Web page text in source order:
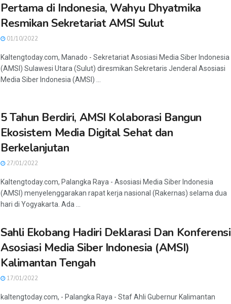
Pertama di Indonesia, Wahyu Dhyatmika
Resmikan Sekretariat AMSI Sulut
01/10/2022
Kaltengtoday.com, Manado - Sekretariat Asosiasi Media Siber Indonesia
(AMSI) Sulawesi Utara (Sulut) diresmikan Sekretaris Jenderal Asosiasi
Media Siber Indonesia (AMSI) ...
5 Tahun Berdiri, AMSI Kolaborasi Bangun
Ekosistem Media Digital Sehat dan
Berkelanjutan
27/01/2022
Kaltengtoday.com, Palangka Raya - Asosiasi Media Siber Indonesia
(AMSI) menyelenggarakan rapat kerja nasional (Rakernas) selama dua
hari di Yogyakarta. Ada ...
Sahli Ekobang Hadiri Deklarasi Dan Konferensi
Asosiasi Media Siber Indonesia (AMSI)
Kalimantan Tengah
17/01/2022
kaltengtoday.com, - Palangka Raya - Staf Ahli Gubernur Kalimantan